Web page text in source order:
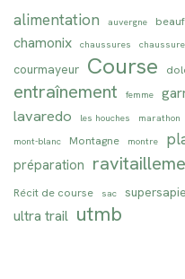
alimentation auvergne
chamonix chaussures
courmayeur Course
entraînement femme
lavaredo les houches marathon
mont-blanc
Montagne montre
préparation
Récit de course sac
ultra trail utmb